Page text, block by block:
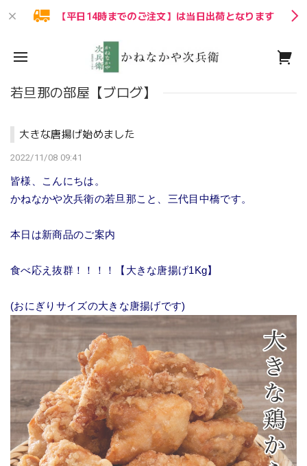
【平日14時までのご注文】は当日出荷となります
若旦那の部屋【ブログ】
大きな唐揚げ始めました
2022/11/08 09:41
皆様、こんにちは。
かねなかや次兵衛の若旦那こと、三代目中橋です。
本日は新商品のご案内
食べ応え抜群！！！！【大きな唐揚げ1Kg】
(おにぎりサイズの大きな唐揚げです)